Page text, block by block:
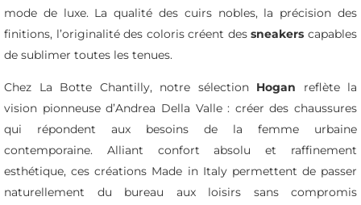
mode de luxe. La qualité des cuirs nobles, la précision des
finitions, l’originalité des coloris créent dessneakers capables
de sublimer toutes les tenues.
Chez La Botte Chantilly, notre sélection Hogan reflète la
vision pionneuse d’Andrea Della Valle : créer des chaussures
qui répondent aux besoins de la femme urbaine
contemporaine. Alliant confort absolu et raffinement
esthétique, ces créations Made in Italy permettent de passer
naturellement du bureau aux loisirs sans compromis